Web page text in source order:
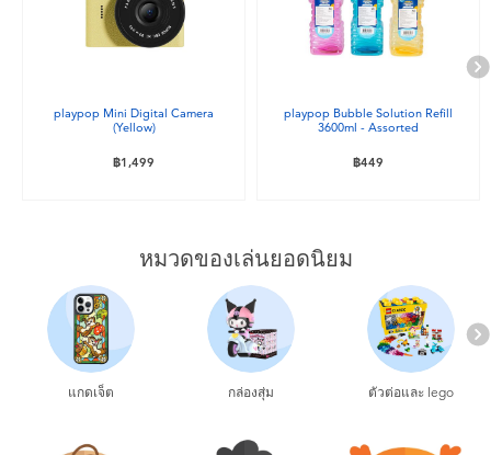
playpop Mini Digital Camera
(Yellow)
฿1,499
playpop Bubble Solution Refill
3600ml - Assorted
฿449
หมวดของเล่นยอดนิยม
แกดเจ็ต กล่องสุ่ม ตัวต่อและ lego